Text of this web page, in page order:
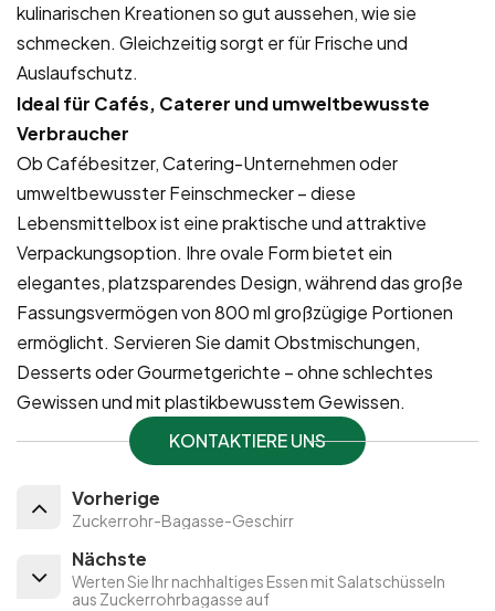
kulinarischen Kreationen so gut aussehen, wie sie
schmecken. Gleichzeitig sorgt er für Frische und
Auslaufschutz.
Ideal für Cafés, Caterer und umweltbewusste
Verbraucher
Ob Cafébesitzer, Catering-Unternehmen oder
umweltbewusster Feinschmecker – diese
Lebensmittelbox ist eine praktische und attraktive
Verpackungsoption. Ihre ovale Form bietet ein
elegantes, platzsparendes Design, während das große
Fassungsvermögen von 800 ml großzügige Portionen
ermöglicht. Servieren Sie damit Obstmischungen,
Desserts oder Gourmetgerichte – ohne schlechtes
Gewissen und mit plastikbewusstem Gewissen.
KONTAKTIERE UNS
Vorherige
Zuckerrohr-Bagasse-Geschirr
Nächste
Werten Sie Ihr nachhaltiges Essen mit Salatschüsseln
aus Zuckerrohrbagasse auf